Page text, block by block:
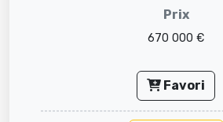
Prix
670 000 €
Favori